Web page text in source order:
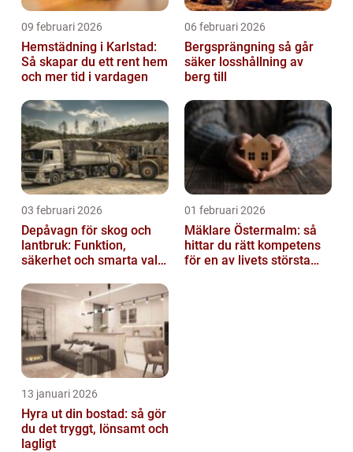
09 februari 2026
Hemstädning i Karlstad:
Så skapar du ett rent hem
och mer tid i vardagen
06 februari 2026
Bergsprängning så går
säker losshållning av
berg till
03 februari 2026
Depåvagn för skog och
lantbruk: Funktion,
säkerhet och smarta val
01 februari 2026
Mäklare Östermalm: så
hittar du rätt kompetens
för en av livets största
13 januari 2026
Hyra ut din bostad: så gör
du det tryggt, lönsamt och
lagligt